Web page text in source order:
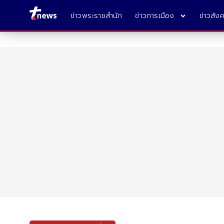
ข่าวพระราชสำนัก ข่าวการเมือง ข่าวสัง